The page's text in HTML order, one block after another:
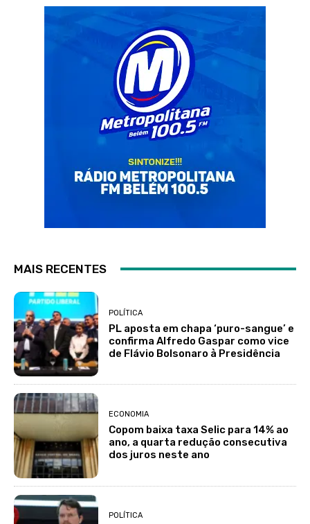
MAIS RECENTES
POLÍTICA
PL aposta em chapa ‘puro-sangue’ e
confirma Alfredo Gaspar como vice
de Flávio Bolsonaro à Presidência
ECONOMIA
Copom baixa taxa Selic para 14% ao
ano, a quarta redução consecutiva
dos juros neste ano
POLÍTICA